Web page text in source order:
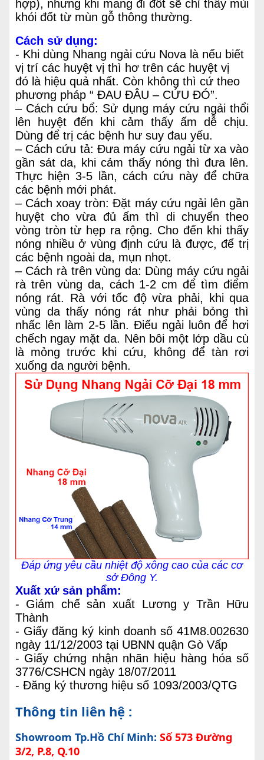
hợp), nhưng khi mang đi đốt sẽ chỉ thấy mùi
khói đốt từ mùn gỗ thông thường.
Cách sử dụng:
- Khi dùng Nhang ngải cứu Nova là nếu biết
vị trí các huyệt vị thì hơ trên các huyệt vị
đó là hiệu quả nhất. Còn không thì cứ theo
phương pháp “ ĐAU ĐÂU – CỨU ĐÓ”.
– Cách cứu bổ: Sử dụng máy cứu ngải thổi
lên huyệt đến khi cảm thấy ấm dễ chịu.
Dùng để trị các bệnh hư suy đau yếu.
– Cách cứu tả: Đưa máy cứu ngải từ xa vào
gần sát da, khi cảm thấy nóng thì đưa lên.
Thực hiện 3-5 lần, cách cứu này để chữa
các bệnh mới phát.
– Cách xoay tròn: Đặt máy cứu ngải lên gần
huyệt cho vừa đủ ấm thì di chuyển theo
vòng tròn từ hẹp ra rộng. Cho đến khi thấy
nóng nhiều ở vùng định cứu là được, để trị
các bệnh ngoài da, mụn nhọt.
– Cách rà trên vùng da: Dùng máy cứu ngải
rà trên vùng da, cách 1-2 cm để tìm điểm
nóng rát. Rà với tốc độ vừa phải, khi qua
vùng da thấy nóng rát như phải bỏng thì
nhấc lên làm 2-5 lần. Điếu ngải luôn để hơi
chếch ngay mặt da. Nên bôi một lớp dầu cù
là mỏng trước khi cứu, không để tàn rơi
xuống da người bệnh.
Đáp ứng yêu cầu nhiệt độ xông cao của các cơ
sở Đông Y.
Xuất xứ sản phẩm:
- Giám chế sản xuất Lương y Trần Hữu
Thành
- Giấy đăng ký kinh doanh số 41M8.002630
ngày 11/12/2003 tại UBNN quận Gò Vấp
- Giấy chứng nhận nhãn hiệu hàng hóa số
3776/CSHCN ngày 18/07/2011
- Đăng ký thương hiệu số 1093/2003/QTG
Thông tin liên hệ :
Showroom Tp.Hồ Chí Minh: Số 573 Đường
3/2, P.8, Q.10